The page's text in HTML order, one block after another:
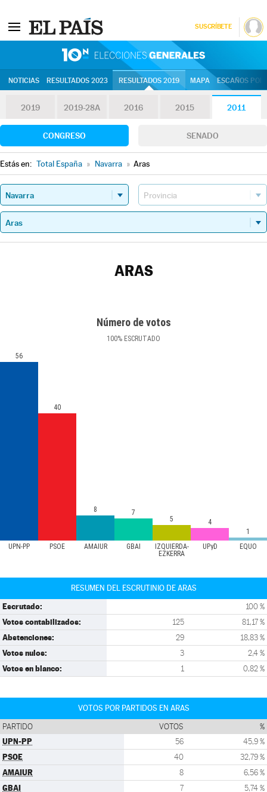
SUSCRÍBETE
NOTICIAS RESULTADOS 2023 RESULTADOS 2019 MAPA ESCAÑOS
2019 2019-28A 2016 2015 2011
CONGRESO SENADO
Estás en: Total España » Navarra » Aras
ARAS
Número de votos
100% ESCRUTADO
UPN-PP PSOE AMAIUR GBAI
IZQUIERDA-
EZKERRA
UPyD EQUO
56
40
8 7
5
4
1
RESUMEN DEL ESCRUTINIO DE ARAS
Escrutado: 100 %
Votos contabilizados: 125 81,17 %
Abstenciones: 29 18,83 %
Votos nulos: 3 2,4 %
Votos en blanco: 1 0,82 %
VOTOS POR PARTIDOS EN ARAS
PARTIDO VOTOS %
UPN-PP 56 45,9 %
PSOE 40 32,79 %
AMAIUR 8 6,56 %
GBAI 7 5,74 %